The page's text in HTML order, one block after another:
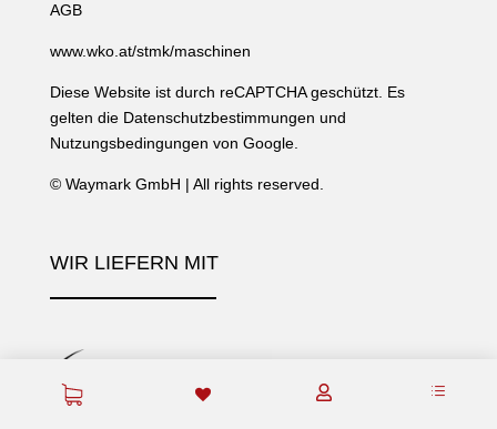
 d
WIR LIEFERN MIT
AGB
www.wko.at/stmk/maschinen
Diese Website ist durch reCAPTCHA geschützt. Es
gelten die Datenschutzbestimmungen und
Nutzungsbedingungen von Google.
© Waymark GmbH | All rights reserved.